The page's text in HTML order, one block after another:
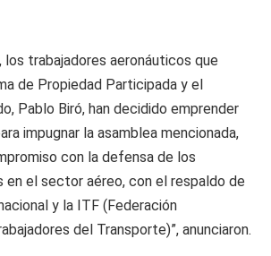
trabajadores aeronáuticos que
de Propiedad Participada y el
Pablo Biró, han decidido emprender
impugnar la asamblea mencionada,
con la defensa de los
en el sector aéreo, con el respaldo de
y la ITF (Federación
del Transporte)”, anunciaron.